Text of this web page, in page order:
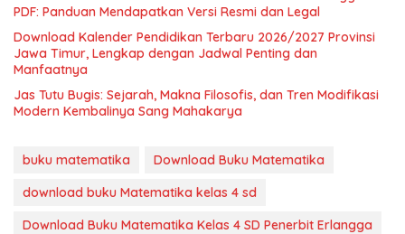
PDF: Panduan Mendapatkan Versi Resmi dan Legal
Download Kalender Pendidikan Terbaru 2026/2027 Provinsi
Jawa Timur, Lengkap dengan Jadwal Penting dan
Manfaatnya
Jas Tutu Bugis: Sejarah, Makna Filosofis, dan Tren Modifikasi
Modern Kembalinya Sang Mahakarya
buku matematika
Download Buku Matematika
download buku Matematika kelas 4 sd
Download Buku Matematika Kelas 4 SD Penerbit Erlangga